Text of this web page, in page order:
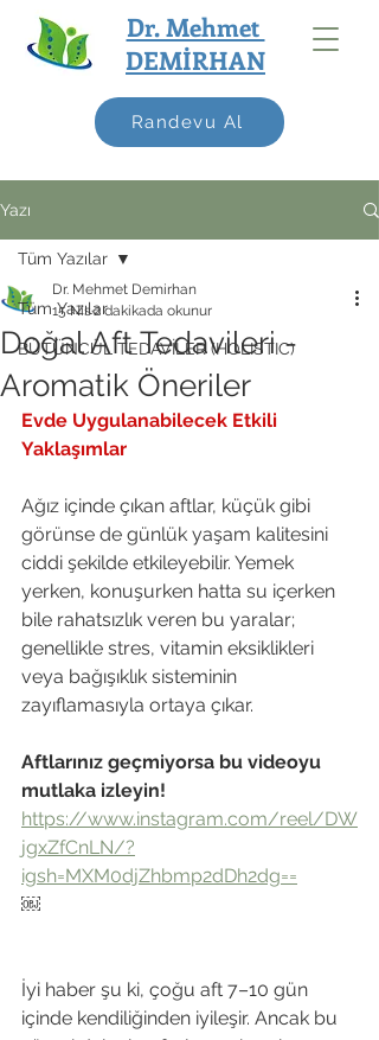
Dr. Mehmet
DEMİRHAN
Randevu Al
Yazı
Tüm Yazılar
BÜTÜNCÜL TEDAVİLER (HOLISTIC)
Tüm Yazılar
Doğal Aft Tedavileri -
Aromatik Öneriler
Dr. Mehmet Demirhan
15 Nis2 dakikada okunur
Evde Uygulanabilecek Etkili
Yaklaşımlar
Ağız içinde çıkan aftlar, küçük gibi
görünse de günlük yaşam kalitesini
ciddi şekilde etkileyebilir. Yemek
yerken, konuşurken hatta su içerken
bile rahatsızlık veren bu yaralar;
genellikle stres, vitamin eksiklikleri
veya bağışıklık sisteminin
zayıflamasıyla ortaya çıkar.
Aftlarınız geçmiyorsa bu videoyu
mutlaka izleyin!
https://www.instagram.com/reel/DW
jgxZfCnLN/?
igsh=MXM0djZhbmp2dDh2dg==
￼
İyi haber şu ki, çoğu aft 7–10 gün
içinde kendiliğinden iyileşir. Ancak bu